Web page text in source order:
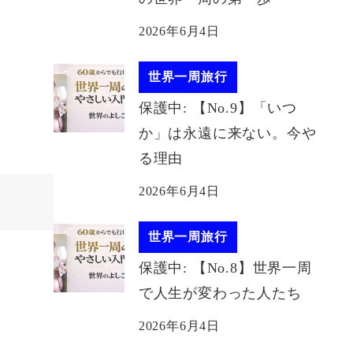
2026年6月4日
世界一周旅行
保護中: 【No.9】「いつ
か」は永遠に来ない。今や
る理由
2026年6月4日
世界一周旅行
保護中: 【No.8】世界一周
で人生が変わった人たち
2026年6月4日